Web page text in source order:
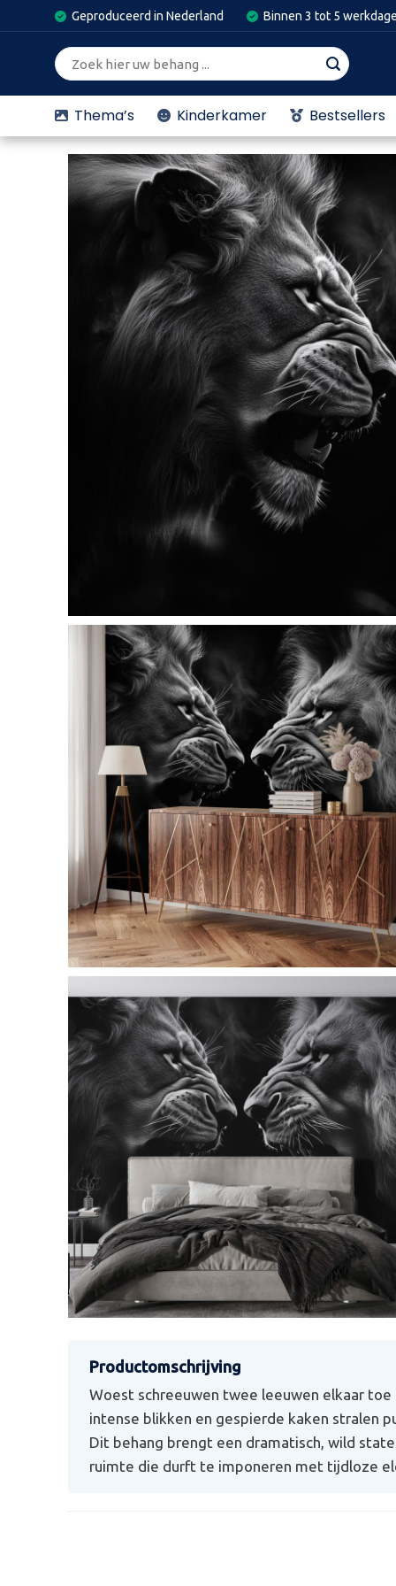
to
Geproduceerd in Nederland Binnen 3 tot 5
Zoeken
naar:
Thema’s Kinderkamer Bestsellers
Woest schreeuwen twee leeuwen elkaar
intense blikken en gespierde kaken stralen
Dit behang brengt een dramatisch, wild
ruimte die durft te imponeren met tijdloze